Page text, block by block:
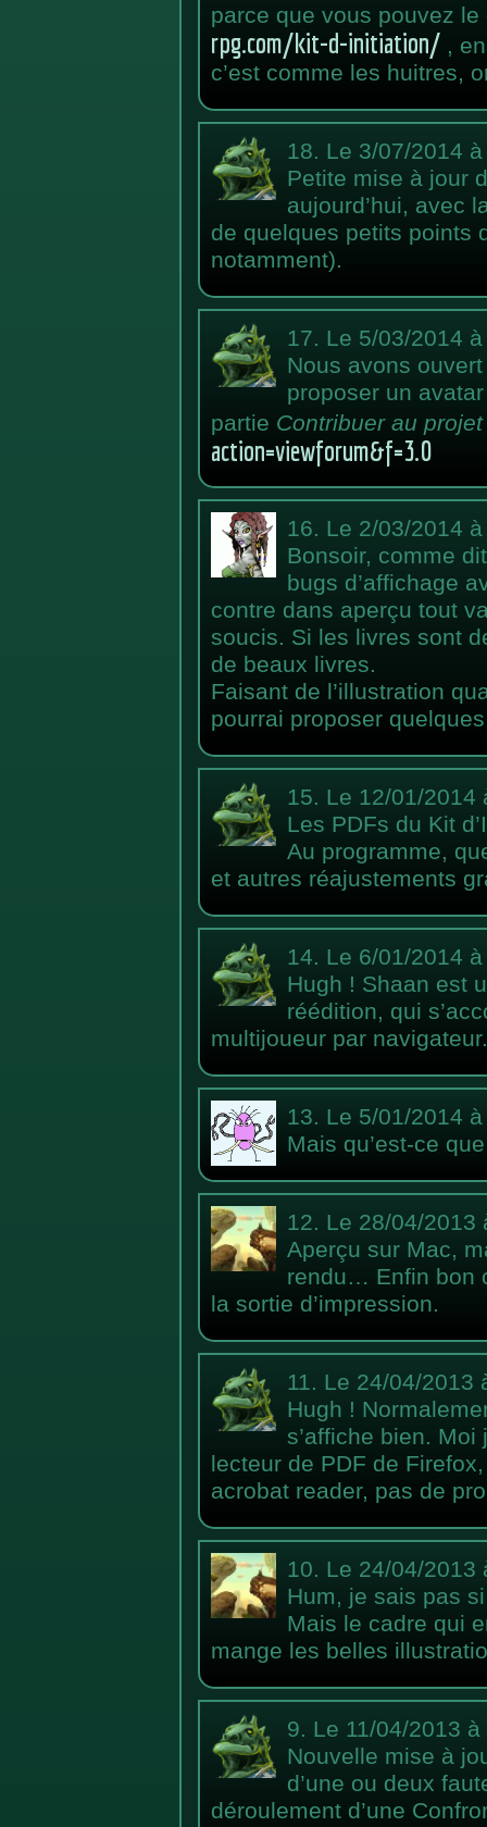
parce que vous pouvez
rpg.com/kit-d-initiation/ ,
c’est comme les huitres,
18. Le 3/07/2014
Petite mise à jour
aujourd’hui, avec
de quelques petits points
notamment).
17. Le 5/03/2014
Nous avons
proposer un
partie Contribuer au projet
action=viewforum&f=3.0
16. Le 2/03/2014
Bonsoir, comme
bugs d’affichage
contre dans aperçu tout
soucis. Si les livres sont
de beaux livres.
Faisant de l’illustration
pourrai proposer
15. Le 12/01/
Les PDFs du Kit
Au programme,
et autres réajustements
14. Le 6/01/2014
Hugh ! Shaan est
réédition, qui
multijoueur par navigateur.
13. Le 5/01/2014
Mais qu’est-ce
12. Le 28/04/
Aperçu sur Mac,
rendu… Enfin bon
la sortie d’impression.
11. Le 24/04/2013
Hugh !
s’affiche bien.
lecteur de PDF de
acrobat reader, pas de
10. Le 24/04/
Hum, je sais pas
Mais le cadre qui
mange les belles
9. Le 11/04/2013
Nouvelle mise à
d’une ou deux
déroulement d’une